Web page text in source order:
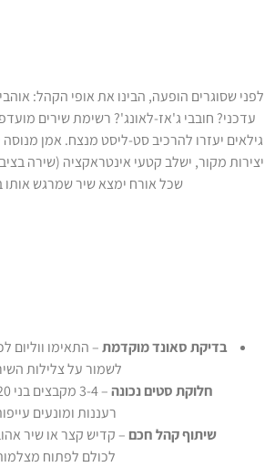
לפני שסוגרים הופעה, הבינו את אופי הקהל:
עדכני? חובבי ג'אז-לאונג'? רשימת שירים
גילאים יעזרו להרכיב סט-ליסט מנצח. אמן מנוסה
יצירות מקור, ישלב קטעי אינטראקציה (שירה
שכל אורח ימצא שיר שמרגש אותו
בדיקת סאונד מוקדמת– התאימו ווליום
לשמור על צלילות
חלוקת סטים נכונה
רעננות ומונעים
שיתוף קהל חכם – קדיש קצר או שיר
לכולם לפתוח